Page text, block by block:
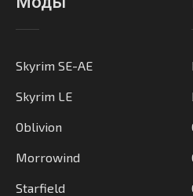
Skyrim SE-AE
Skyrim LE
Oblivion
Morrowind
Starfield